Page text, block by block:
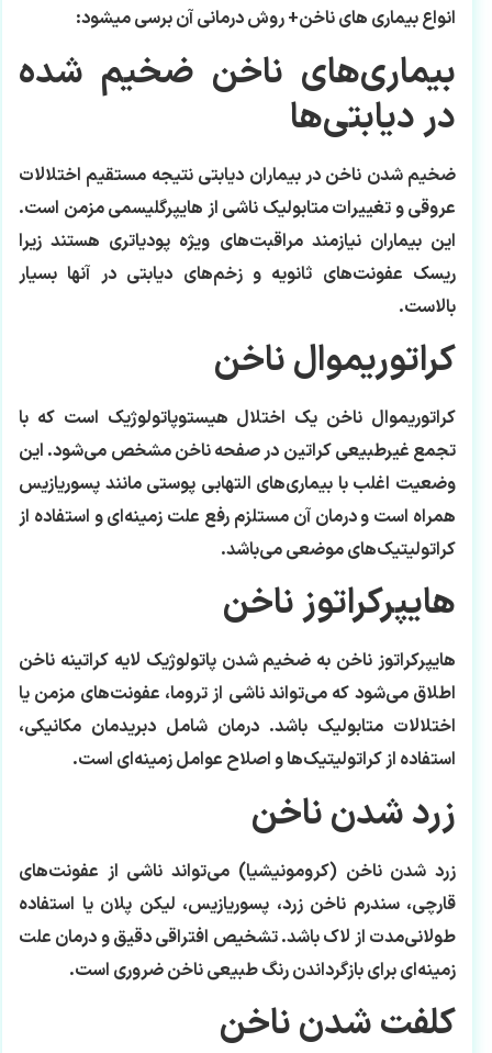
انواع بیماری های ناخن+ روش درمانی آن برسی میشود:
بیماری‌های ناخن ضخیم شده
در دیابتی‌ها
ضخیم شدن ناخن در بیماران دیابتی نتیجه مستقیم اختلالات
عروقی و تغییرات متابولیک ناشی از هایپرگلیسمی مزمن است.
این بیماران نیازمند مراقبت‌های ویژه پودیاتری هستند زیرا
ریسک عفونت‌های ثانویه و زخم‌های دیابتی در آنها بسیار
بالاست.
کراتوریموال ناخن
کراتوریموال ناخن یک اختلال هیستوپاتولوژیک است که با
تجمع غیرطبیعی کراتین در صفحه ناخن مشخص می‌شود. این
وضعیت اغلب با بیماری‌های التهابی پوستی مانند پسوریازیس
همراه است و درمان آن مستلزم رفع علت زمینه‌ای و استفاده از
کراتولیتیک‌های موضعی می‌باشد.
هایپرکراتوز ناخن
هایپرکراتوز ناخن به ضخیم شدن پاتولوژیک لایه کراتینه ناخن
اطلاق می‌شود که می‌تواند ناشی از تروما، عفونت‌های مزمن یا
اختلالات متابولیک باشد. درمان شامل دبریدمان مکانیکی،
استفاده از کراتولیتیک‌ها و اصلاح عوامل زمینه‌ای است.
زرد شدن ناخن
زرد شدن ناخن (کرومونیشیا) می‌تواند ناشی از عفونت‌های
قارچی، سندرم ناخن زرد، پسوریازیس، لیکن پلان یا استفاده
طولانی‌مدت از لاک باشد. تشخیص افتراقی دقیق و درمان علت
زمینه‌ای برای بازگرداندن رنگ طبیعی ناخن ضروری است.
کلفت شدن ناخن